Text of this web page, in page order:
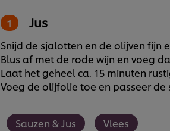
Jus
Snijd de sjalotten en de olijven fijn
Blus af met de rode wijn en voeg
Laat het geheel ca. 15 minuten
Voeg de olijfolie toe en passeer de
Sauzen & Jus Vlees